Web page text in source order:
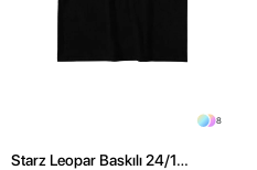
8
Starz Leopar Baskılı 24/1